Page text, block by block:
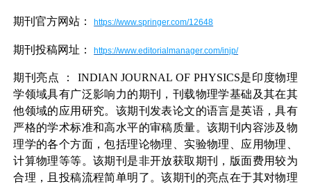
期刊官方网站： https://www.springer.com/12648
期刊投稿网址： https://www.editorialmanager.com/injp/
期刊亮点 ： INDIAN JOURNAL OF PHYSICS是印度物理
学领域具有广泛影响力的期刊，刊载物理学基础及其在其
他领域的应用研究。该期刊发表论文的语言是英语，具有
严格的学术标准和高水平的审稿质量。该期刊内容涉及物
理学的各个方面，包括理论物理、实验物理、应用物理、
计算物理等等。该期刊是非开放获取期刊，版面费用较为
合理，且投稿流程简单明了。该期刊的亮点在于其对物理